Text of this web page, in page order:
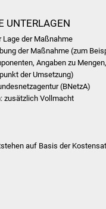
Ärzte und
Pflege von
UNTERLAGEN
Lage der Maßnahme
der Maßnahme (zum
Angaben zu
der Umsetzung)
(BNetzA)
zusätzlich Vollmacht
auf Basis der